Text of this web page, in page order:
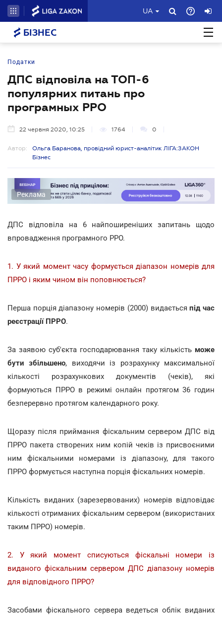
UA
БІЗНЕС
Податки
ДПС відповіла на ТОП-6
популярних питань про
програмных РРО
22 червня 2020, 10:25 1764 0
Автор:
Ольга Баранова, провідний юрист-аналітик ЛІГА:ЗАКОН
Бізнес
Реклама
ДПС відповіла на 6 найпоширеніших запитань щодо
впровадження програмного РРО.
1. У який момент часу формується діапазон номерів для
ПРРО і яким чином він поповнюється?
Перша порція діапазону номерів (2000) видаєтьсяпід час
реєстрації ПРРО.
За заявою суб'єкта господарювання таку кількість може
бути збільшено, виходячи із розрахунку максимальної
кількості розрахункових документів (чеків), які
формуються ПРРО в режимі онлайн протягом 36 годин
безперервно протягом календарного року.
Щоразу після приймання фіскальним сервером ДПС від
ПРРО пакета створених ним копій чеків із присвоєними
ним фіскальними номерами із діапазону, для такого
ПРРО формується наступна порція фіскальних номерів.
Кількість виданих (зарезервованих) номерів відповідає
кількості отриманих фіскальним сервером (використаних
таким ПРРО) номерів.
2. У який момент списуються фіскальні номери із
виданого фіскальним сервером ДПС діапазону номерів
для відповідного ПРРО?
Засобами фіскального сервера ведеться облік виданих